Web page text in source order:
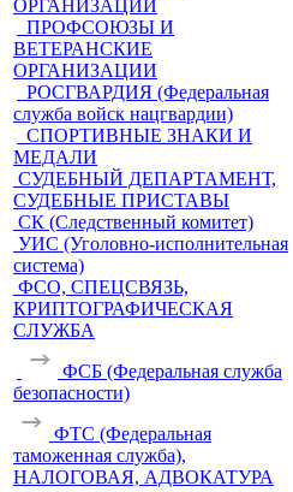
ОРГАНИЗАЦИИ
ПРОФСОЮЗЫ И
ВЕТЕРАНСКИЕ
ОРГАНИЗАЦИИ
РОСГВАРДИЯ (Федеральная
служба войск нацгвардии)
СПОРТИВНЫЕ ЗНАКИ И
МЕДАЛИ
СУДЕБНЫЙ ДЕПАРТАМЕНТ,
СУДЕБНЫЕ ПРИСТАВЫ
СК (Следственный комитет)
УИС (Уголовно-исполнительная
система)
ФСО, СПЕЦСВЯЗЬ,
КРИПТОГРАФИЧЕСКАЯ
СЛУЖБА
ФСБ (Федеральная служба
безопасности)
ФТС (Федеральная
таможенная служба),
НАЛОГОВАЯ, АДВОКАТУРА